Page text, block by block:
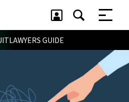
LAWYERS GUIDE